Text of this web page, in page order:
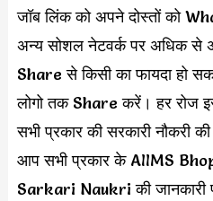
जॉब लिंक को अपने दोस्तों को
अन्य सोशल नेटवर्क पर अधिक
Share से किसी का फायदा हो
लोगो तक Share करें। हर रोज
सभी प्रकार की सरकारी नौकरी
आप सभी प्रकार के AIIMS
Sarkari Naukri की जानकारी